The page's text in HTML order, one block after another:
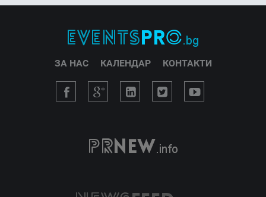
ЗА НАС КАЛЕНДАР КОНТАКТИ